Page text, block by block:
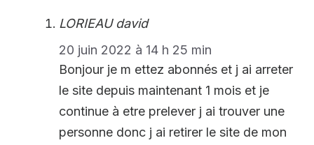
LORIEAU david
20 juin 2022 à 14 h 25 min
Bonjour je m ettez abonnés et j ai arreter
le site depuis maintenant 1 mois et je
continue à etre prelever j ai trouver une
personne donc j ai retirer le site de mon